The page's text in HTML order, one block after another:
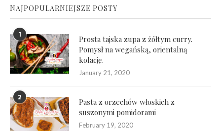
NAJPOPULARNIEJSZE POSTY
1
Prosta tajska zupa z żółtym curry.
Pomysł na wegańską, orientalną
kolację.
January 21, 2020
2
Pasta z orzechów włoskich z
suszonymi pomidorami
February 19, 2020